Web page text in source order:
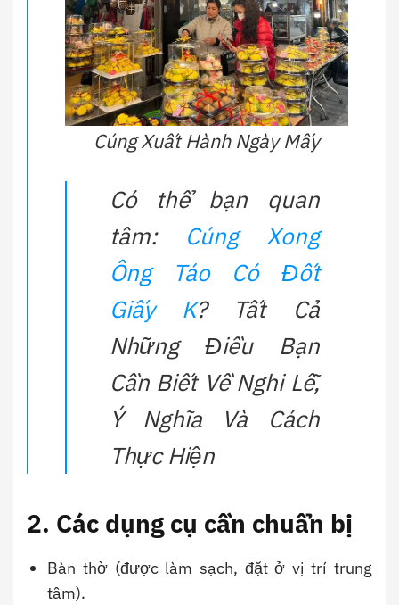
Cúng Xuất Hành Ngày Mấy
Có thể bạn quan
tâm: Cúng Xong
Ông Táo Có Đốt
Giấy K? Tất Cả
Những Điều Bạn
Cần Biết Về Nghi Lễ,
Ý Nghĩa Và Cách
Thực Hiện
2. Các dụng cụ cần chuẩn bị
Bàn thờ (được làm sạch, đặt ở vị trí trung
tâm).